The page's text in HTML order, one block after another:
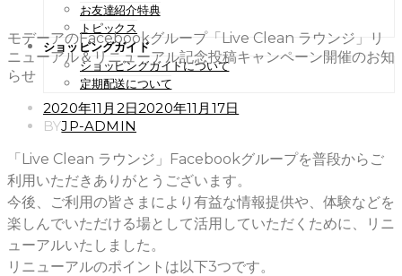
お友達紹介特典
トピックス
ショッピングガイド
ショッピングガイドについて
定期配送について
モデーアのFacebookグループ「Live Clean ラウンジ」リ
ニューアル＆リニューアル記念投稿キャンペーン開催のお知
らせ
POSTED
ON
2020年11月2日2020年11月17日
BYJP-ADMIN
「Live Clean ラウンジ」Facebookグループを普段からご
利用いただきありがとうございます。
今後、ご利用の皆さまにより有益な情報提供や、体験などを
楽しんでいただける場として活用していただくために、リニ
ューアルいたしました。
リニューアルのポイントは以下3つです。